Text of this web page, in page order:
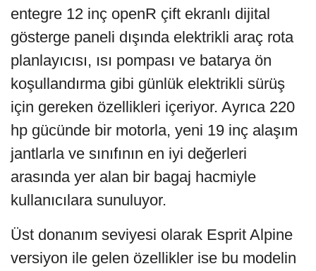
entegre 12 inç openR çift ekranlı dijital
gösterge paneli dışında elektrikli araç rota
planlayıcısı, ısı pompası ve batarya ön
koşullandırma gibi günlük elektrikli sürüş
için gereken özellikleri içeriyor. Ayrıca 220
hp gücünde bir motorla, yeni 19 inç alaşım
jantlarla ve sınıfının en iyi değerleri
arasında yer alan bir bagaj hacmiyle
kullanıcılara sunuluyor.
Üst donanım seviyesi olarak Esprit Alpine
versiyon ile gelen özellikler ise bu modelin